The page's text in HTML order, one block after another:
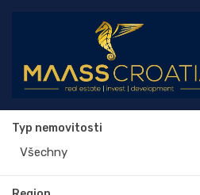
Typ nemovitosti
Všechny